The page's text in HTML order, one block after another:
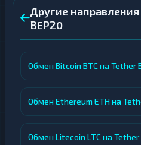
Другие
BEP20
Обмен Bitcoin BTC на Tether
Обмен Ethereum ETH на
Обмен Litecoin LTC на Tether